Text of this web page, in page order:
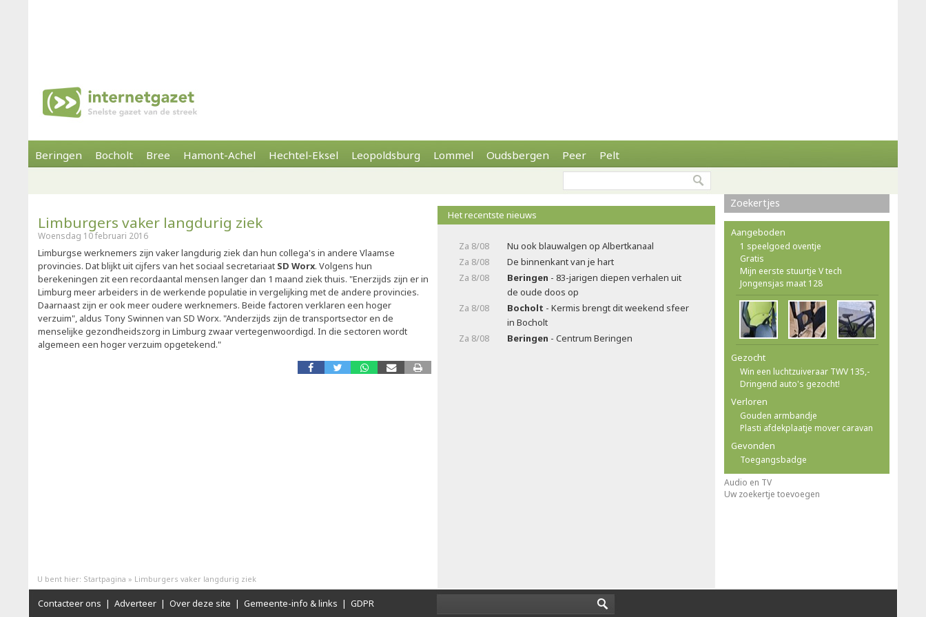
Beringen Bocholt Bree Hamont-Achel Hechtel-Eksel Leopoldsburg Lommel Oudsbergen Peer Pelt
Limburgers vaker langdurig ziek
Woensdag 10 februari 2016
Limburgse werknemers zijn vaker langdurig ziek dan hun collega's in andere Vlaamse
provincies. Dat blijkt uit cijfers van het sociaal secretariaat SD Worx. Volgens hun
berekeningen zit een recordaantal mensen langer dan 1 maand ziek thuis. "Enerzijds zijn er in
Limburg meer arbeiders in de werkende populatie in vergelijking met de andere provincies.
Daarnaast zijn er ook meer oudere werknemers. Beide factoren verklaren een hoger
verzuim", aldus Tony Swinnen van SD Worx. "Anderzijds zijn de transportsector en de
menselijke gezondheidszorg in Limburg zwaar vertegenwoordigd. In die sectoren wordt
algemeen een hoger verzuim opgetekend."
Het recentste nieuws
Za 8/08
Nu ook blauwalgen op Albertkanaal
Za 8/08
De binnenkant van je hart
Za 8/08
Beringen - 83-jarigen diepen verhalen uit
de oude doos op
Za 8/08
Bocholt - Kermis brengt dit weekend sfeer
in Bocholt
Za 8/08
Beringen - Centrum Beringen
Zoekertjes
Aangeboden
1 speelgoed oventje
Gratis
Mijn eerste stuurtje V tech
Jongensjas maat 128
Gezocht
Win een luchtzuiveraar TWV 135,-
Dringend auto's gezocht!
Verloren
Gouden armbandje
Plasti afdekplaatje mover caravan
Gevonden
Toegangsbadge
Audio en TV
Uw zoekertje toevoegen
U bent hier: Startpagina » Limburgers vaker langdurig ziek
Contacteer ons | Adverteer | Over deze site | Gemeente-info & links | GDPR